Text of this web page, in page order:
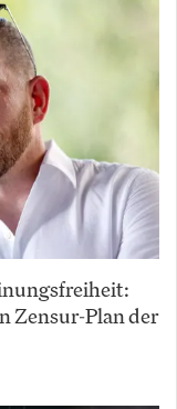
Zensur-Plan der